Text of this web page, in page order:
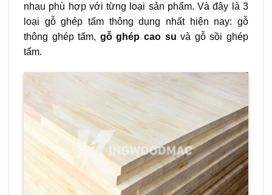
nhau phù hợp với từng loại sản phẩm. Và đây là 3
loại gỗ ghép tấm thông dụng nhất hiện nay: gỗ
thông ghép tấm, gỗ ghép cao su và gỗ sồi ghép
tấm.